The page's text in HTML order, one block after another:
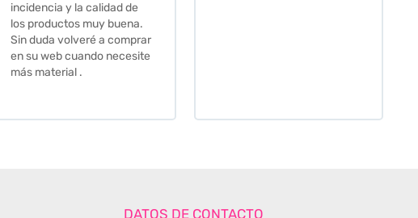
DATOS DE CONTACTO